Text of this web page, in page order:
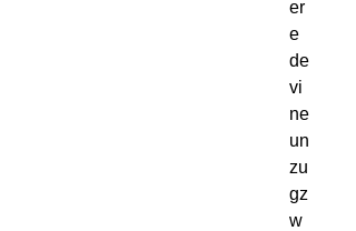
er
e
de
vi
ne
un
zu
gz
w